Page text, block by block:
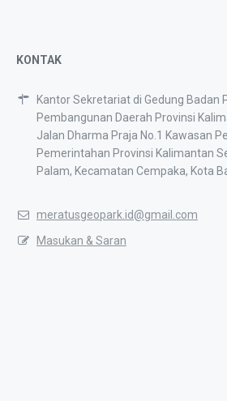
KONTAK
Kantor Sekretariat di Gedung Badan
Pembangunan Daerah Provinsi
Jalan Dharma Praja No.1 Kawasan
Pemerintahan Provinsi Kalimantan
Palam, Kecamatan Cempaka, Kota
meratusgeopark.id@gmail.com
Masukan & Saran